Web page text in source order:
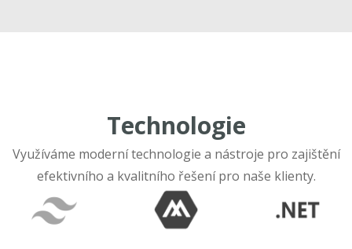
Technologie
Využíváme moderní technologie a nástroje pro zajištění
efektivního a kvalitního řešení pro naše klienty.